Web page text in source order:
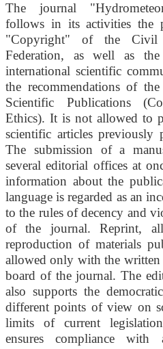
The journal
follows in its activities the
"Copyright" of the
Federation, as well as
international scientific
the recommendations of
Scientific Publications
Ethics). It is not allowed to
scientific articles previously
The submission of a
several editorial offices at
information about the
language is regarded as an
to the rules of decency and
of the journal. Reprint,
reproduction of materials
allowed only with the
board of the journal. The
also supports the
different points of view on
limits of current
ensures compliance with